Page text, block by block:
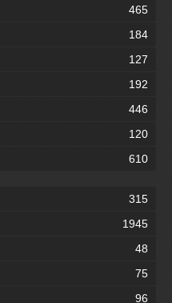
465
184
127
192
446
120
610
315
1945
48
75
96